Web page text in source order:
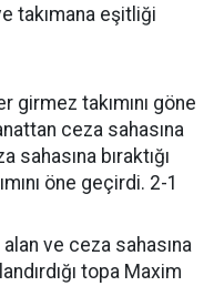
takımana eşitliği
girmez takımını göne
ceza sahasına
sahasına bıraktığı
öne geçirdi. 2-1
ve ceza sahasına
topa Maxim